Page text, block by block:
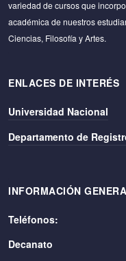
variedad de cursos que
académica de nuestros
Ciencias, Filosofía y Artes.
ENLACES DE INTERÉS
Universidad Nacional
Departamento de
INFORMACIÓN
Teléfonos:
Decanato